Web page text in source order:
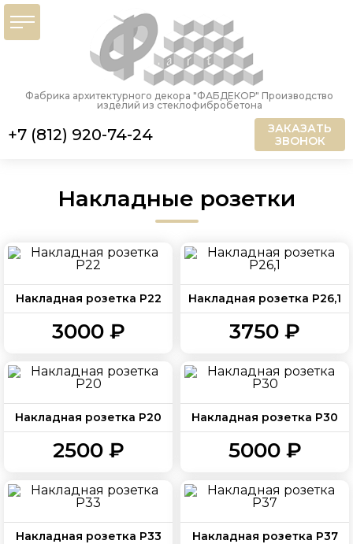
Фабрика архитектурного декора "ФАБДЕКОР" Производство
изделий из стеклофибробетона
+7 (812) 920-74-24
ЗАКАЗАТЬ
ЗВОНОК
Накладные розетки
Накладная розетка Р22
3000 ₽
Накладная розетка Р26,1
3750 ₽
Накладная розетка Р20
2500 ₽
Накладная розетка Р30
5000 ₽
Накладная розетка Р33 Накладная розетка Р37